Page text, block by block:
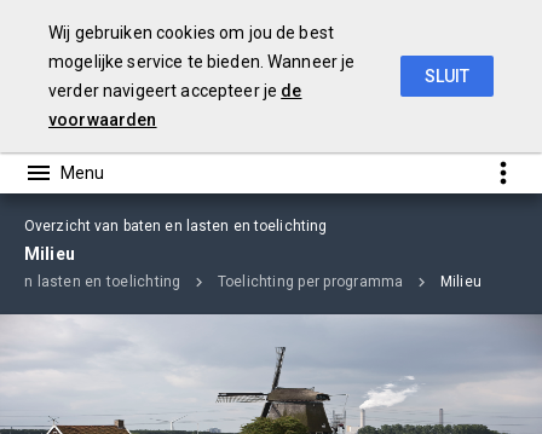
Overzicht van baten en lasten en toelichting
Milieu
en lasten en toelichting Toelichting per programma Milieu
Wij gebruiken cookies om jou de best
mogelijke service te bieden. Wanneer je
verder navigeert accepteer je de
voorwaarden
SLUIT